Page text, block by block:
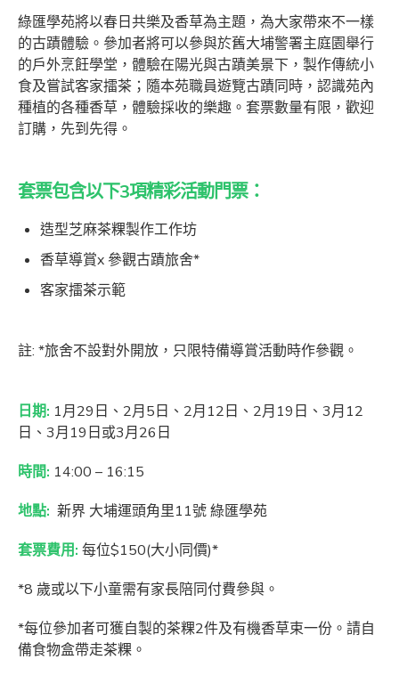
綠匯學苑將以春日共樂及香草為主題，為大家帶來不一樣
的古蹟體驗。參加者將可以參與於舊大埔警署主庭園舉行
的戶外烹飪學堂，體驗在陽光與古蹟美景下，製作傳統小
食及嘗試客家擂茶；隨本苑職員遊覽古蹟同時，認識苑內
種植的各種香草，體驗採收的樂趣。套票數量有限，歡迎
訂購，先到先得。
套票包含以下3項精彩活動門票：
造型芝麻茶粿製作工作坊
香草導賞x 參觀古蹟旅舍*
客家擂茶示範
註: *旅舍不設對外開放，只限特備導賞活動時作參觀。
日期: 1月29日、2月5日、2月12日、2月19日、3月12
日、3月19日或3月26日
時間: 14:00 – 16:15
地點: 新界 大埔運頭角里11號 綠匯學苑
套票費用: 每位$150(大小同價)*
*8 歲或以下小童需有家長陪同付費參與。
*每位參加者可獲自製的茶粿2件及有機香草束一份。請自
備食物盒帶走茶粿。